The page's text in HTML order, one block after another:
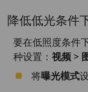
降低低光条件
要在低照度条件
种设置： 视频 >
将曝光模式